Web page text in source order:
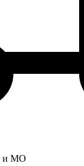
и МО